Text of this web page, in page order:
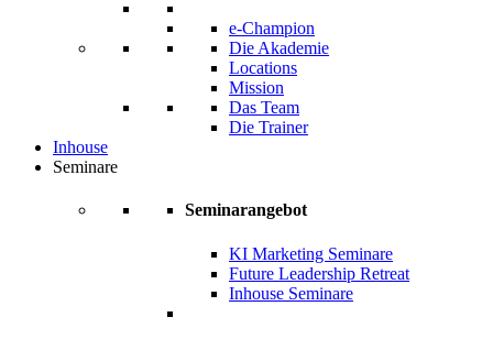
e-Champion
Die Akademie
Locations
Mission
Das Team
Die Trainer
Inhouse
Seminare
Seminarangebot
KI Marketing Seminare
Future Leadership Retreat
Inhouse Seminare